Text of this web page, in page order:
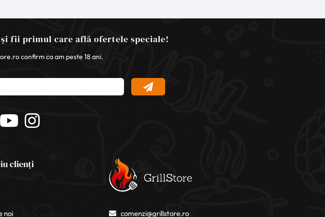
fii primul care află ofertele speciale!
confirm ca am peste 18 ani.
clienți
noi
comenzi@grillstore.ro